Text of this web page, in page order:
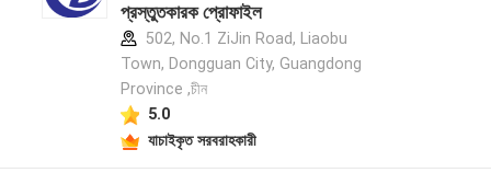
প্রস্তুতকারক প্রোফাইল
502, No.1 ZiJin Road, Liaobu
Town, Dongguan City, Guangdong
Province ,চীন
5.0
যাচাইকৃত সরবরাহকারী